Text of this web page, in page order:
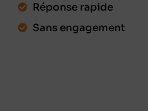
Réponse rapide
Sans engagement